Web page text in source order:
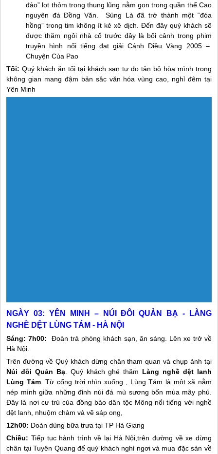
đảo” lọt thỏm trong thung lũng nằm gọn trong quần thể Cao
nguyên đá Đồng Văn. Sủng Là đã trở thành một “đóa
hồng” trong tim không ít kẻ xê dịch. Đến đây quý khách sẽ
được thăm ngôi nhà cổ trước đây là bối cảnh trong phim
truyền hình nổi tiếng đạt giải Cánh Diều Vàng 2005 –
Chuyện Của Pao
Tối:Quý khách ăn tối tại khách sạn tự do tản bộ hòa mình trong
không gian mang đậm bản sâc văn hóa vùng cao, nghỉ đêm tại
Yên Minh
NGÀY 03: YÊN MINH – NÚI ĐÔI QUẢN BẠ - LÀNG
NGHỀ DỆT LÙNG TÁM - HÀ NỘI
Sáng:7h00:
Đoàn trả phòng khách sạn, ăn sáng. Lên xe trở về
Hà Nội.
Trên đường về Quý khách dừng chân tham quan và chụp ảnh tại
Núi đôi Quản Bạ. Quý khách ghé thăm Làng nghề dệt lanh
Lùng Tám. Từ cổng trời nhìn xuống , Lùng Tám là một xã nằm
nép mình giữa những đỉnh núi đá mù sương bốn mùa mây phủ.
Đây là nơi cư trú của đồng bào dân tộc Mông nổi tiếng với nghề
dệt lanh, nhuộm chàm và vẽ sáp ong,
12h00: Đoàn dùng bữa trưa tại TP Hà Giang
Chiều: Tiếp tục hành trình về lại Hà Nội,trên đường về xe dừng
chân tại Tuyên Quang để quý khách nghỉ ngơi và mua đặc sản về